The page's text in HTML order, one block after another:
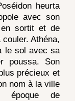
heurta
avec son
sortit et de
Athéna,
le sol avec sa
poussa. Son
précieux et
nom à la ville
époque de